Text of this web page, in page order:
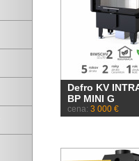
Defro KV
BP MINI G
cena: 3 000 €